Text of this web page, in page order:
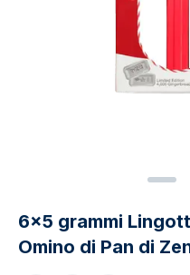
6x5 grammi
Omino di Pan di